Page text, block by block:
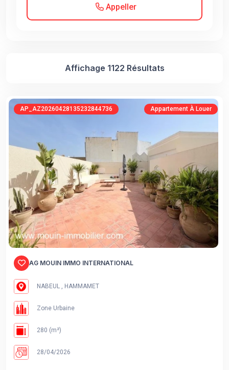
Appeller
Affichage 1122 Résultats
AP_AZ20260428135232844736 Appartement À Louer
AG MOUIN IMMO INTERNATIONAL
NABEUL , HAMMAMET
Zone Urbaine
280 (m²)
28/04/2026